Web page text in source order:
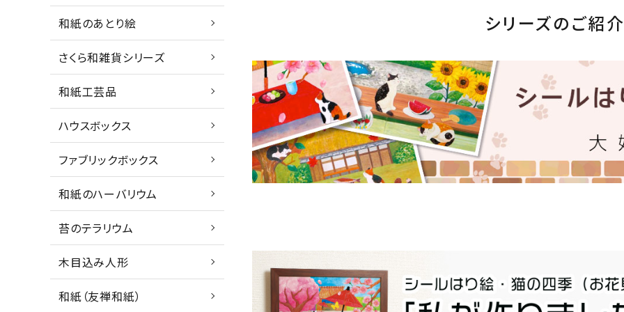
和紙のあとり絵
さくら和雑貨シリーズ
和紙工芸品
ハウスボックス
ファブリックボックス
和紙のハーバリウム
苔のテラリウム
木目込み人形
和紙（友禅和紙）
シリーズのご紹